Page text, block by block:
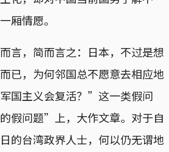
厢情愿。
言，简而言之：日本，不过是想
已，为何邻国总不愿意去相应地
国主义会复活？”这一类假问
假问题”上，大作文章。对于自
的台湾政界人士，何以仍无谓地